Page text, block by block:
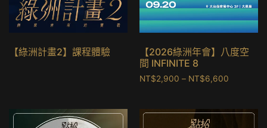
【綠洲計畫2】課程體驗
【2026綠洲年會】八度空
間 INFINITE 8
NT$2,900 – NT$6,600